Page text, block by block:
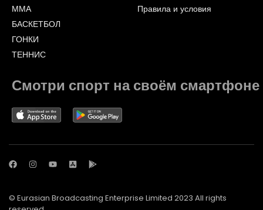
ММА
БАСКЕТБОЛ
ГОНКИ
ТЕННИС
Правила и условия
Смотри спорт на своём смартфоне
© Eurasian Broadcasting Enterprise Limited 2023 All rights